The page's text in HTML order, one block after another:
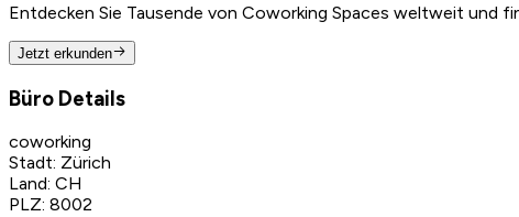
Entdecken Sie Tausende von Coworking Spaces weltweit und
Jetzt erkunden
Büro Details
coworking
Stadt: Zürich
Land: CH
PLZ: 8002